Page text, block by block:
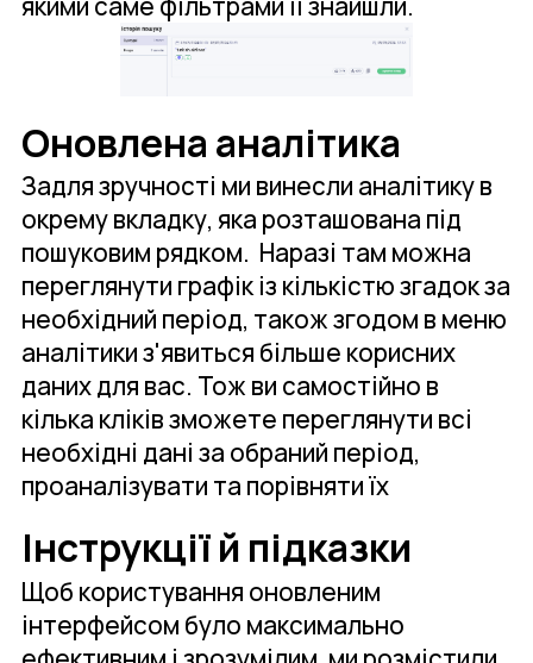
Оновлена аналітика
Задля зручності ми винесли аналітику в
окрему вкладку, яка розташована під
пошуковим рядком. Наразі там можна
переглянути графік із кількістю згадок за
необхідний період, також згодом в меню
аналітики з'явиться більше корисних
даних для вас. Тож ви самостійно в
кілька кліків зможете переглянути всі
необхідні дані за обраний період,
проаналізувати та порівняти їх
Інструкції й підказки
Щоб користування оновленим
інтерфейсом було максимально